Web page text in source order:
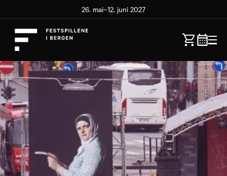
26. mai–12. juni 2027